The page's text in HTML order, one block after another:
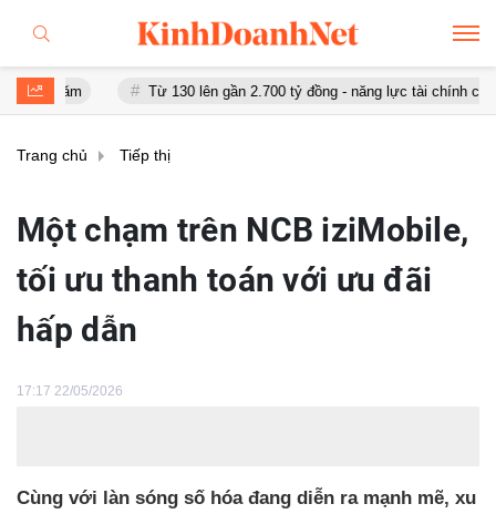
Từ 130 lên gần 2.700 tỷ đồng - năng lực tài chính của Bamboo
Trang chủ Tiếp thị
Một chạm trên NCB iziMobile,
tối ưu thanh toán với ưu đãi
hấp dẫn
17:17 22/05/2026
Cùng với làn sóng số hóa đang diễn ra mạnh mẽ, xu